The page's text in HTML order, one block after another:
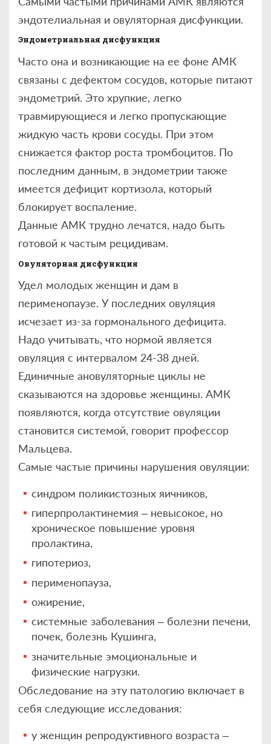
эндотелиальная и овуляторная дисфункции.
Эндометриальная дисфункция
Часто она и возникающие на ее фоне АМК
связаны с дефектом сосудов, которые питают
эндометрий. Это хрупкие, легко
травмирующиеся и легко пропускающие
жидкую часть крови сосуды. При этом
снижается фактор роста тромбоцитов. По
последним данным, в эндометрии также
имеется дефицит кортизола, который
блокирует воспаление.
Данные АМК трудно лечатся, надо быть
готовой к частым рецидивам.
Овуляторная дисфункция
Удел молодых женщин и дам в
перименопаузе. У последних овуляция
исчезает из-за гормонального дефицита.
Надо учитывать, что нормой является
овуляция с интервалом 24-38 дней.
Единичные ановуляторные циклы не
сказываются на здоровье женщины. АМК
появляются, когда отсутствие овуляции
становится системой, говорит профессор
Мальцева.
Самые частые причины нарушения овуляции:
синдром поликистозных яичников,
гиперпролактинемия – невысокое, но
хроническое повышение уровня
пролактина,
гипотериоз,
перименопауза,
ожирение,
системные заболевания – болезни печени,
почек, болезнь Кушинга,
значительные эмоциональные и
физические нагрузки.
Обследование на эту патологию включает в
себя следующие исследования:
у женщин репродуктивного возраста –